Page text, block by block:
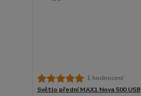
1 hodnocení
Světlo přední MAX1 Nova 500 USB